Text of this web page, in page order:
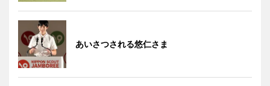
あいさつされる悠仁さま